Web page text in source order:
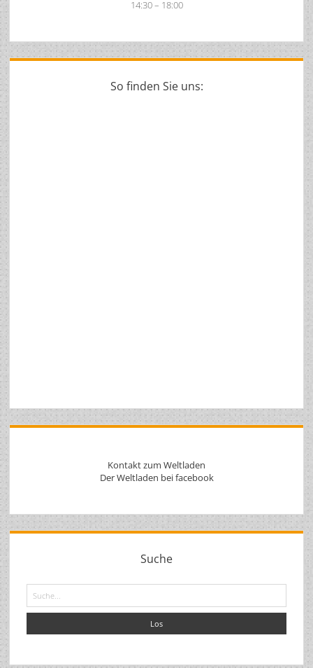
14:30 – 18:00
So finden Sie uns:
Kontakt zum Weltladen
Der Weltladen bei facebook
Suche